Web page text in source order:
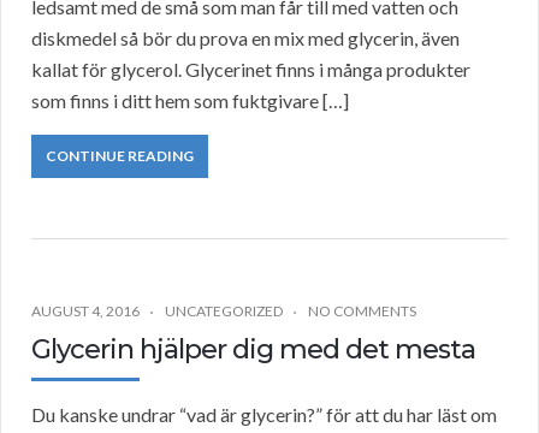
ledsamt med de små som man får till med vatten och
diskmedel så bör du prova en mix med glycerin, även
kallat för glycerol. Glycerinet finns i många produkter
som finns i ditt hem som fuktgivare […]
CONTINUE READING
AUGUST 4, 2016 UNCATEGORIZED NO COMMENTS
Glycerin hjälper dig med det mesta
Du kanske undrar “vad är glycerin?” för att du har läst om